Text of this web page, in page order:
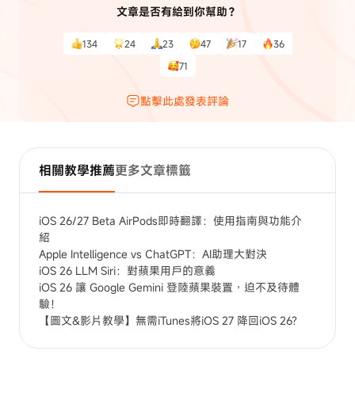
文章是否有給到你幫助？
134 24 23 47 17
36
71
點擊此處發表評論
相關教學推薦更多文章標籤
iOS 26/27 Beta AirPods即時翻譯：使用指南與功能介
紹
Apple Intelligence vs ChatGPT：AI助理大對決
iOS 26 LLM Siri：對蘋果用戶的意義
iOS 26 讓 Google Gemini 登陸蘋果裝置，迫不及待體
驗！
【圖文&影片教學】無需iTunes將iOS 27 降回iOS 26?